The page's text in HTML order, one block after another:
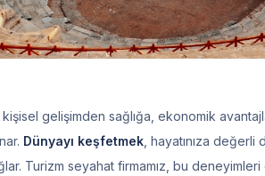
gelişimden sağlığa, ekonomik
Dünyayı keşfetmek , hayatınıza
Turizm seyahat firmamız, bu